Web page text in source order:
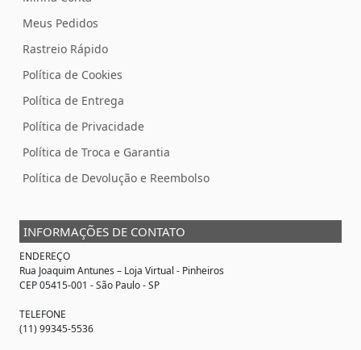
Meus Pedidos
Rastreio Rápido
Política de Cookies
Política de Entrega
Política de Privacidade
Política de Troca e Garantia
Política de Devolução e Reembolso
INFORMAÇÕES DE CONTATO
ENDEREÇO
Rua Joaquim Antunes – Loja Virtual - Pinheiros
CEP 05415-001 - São Paulo - SP
TELEFONE
(11) 99345-5536